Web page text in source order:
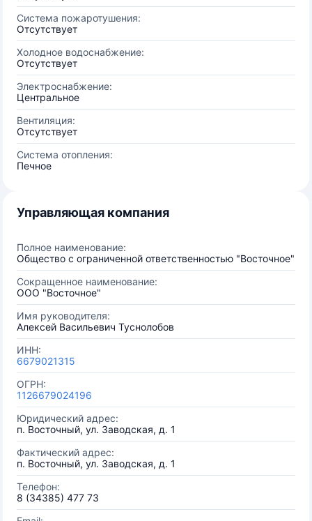
Система пожаротушения:
Отсутствует
Холодное водоснабжение:
Отсутствует
Электроснабжение:
Центральное
Вентиляция:
Отсутствует
Система отопления:
Печное
Управляющая компания
Полное наименование:
Общество с ограниченной ответственностью "Восточное"
Сокращенное наименование:
ООО "Восточное"
Имя руководителя:
Алексей Васильевич Туснолобов
ИНН:
6679021315
ОГРН:
1126679024196
Юридический адрес:
п. Восточный, ул. Заводская, д. 1
Фактический адрес:
п. Восточный, ул. Заводская, д. 1
Телефон:
8 (34385) 477 73